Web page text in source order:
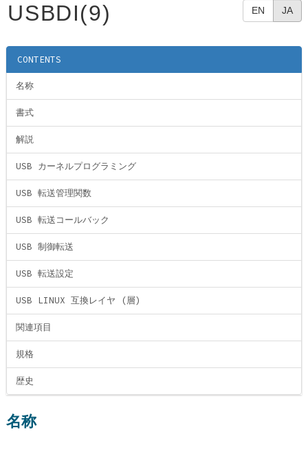
EN JA
USBDI(9)
CONTENTS
名称
書式
解説
USB カーネルプログラミング
USB 転送管理関数
USB 転送コールバック
USB 制御転送
USB 転送設定
USB LINUX 互換レイヤ (層)
関連項目
規格
歴史
名称